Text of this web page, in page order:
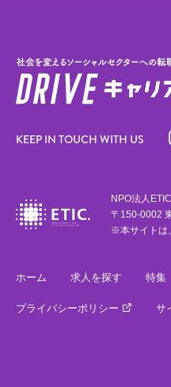
KEEP IN TOUCH WITH US
NPO法人
〒150-0002
※本サイトは
ホーム 求人を探す 特集
プライバシーポリシー サ